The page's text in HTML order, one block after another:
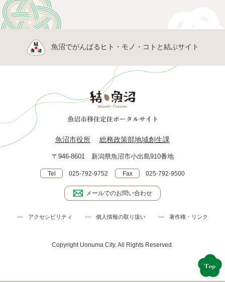
魚沼でがんばるヒト・モノ・コトと結ぶサイト
魚沼市役所 総務政策部地域創生課
〒946-8601 新潟県魚沼市小出島910番地
Tel 025-792-9752 Fax 025-792-9500
メールでのお問い合わせ
アクセシビリティ 個人情報の取り扱い 著作権・リンク
Copyright Uonuma City. All Rights Reserved.